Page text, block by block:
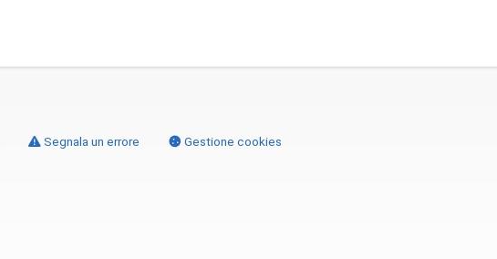
Segnala un errore Gestione cookies